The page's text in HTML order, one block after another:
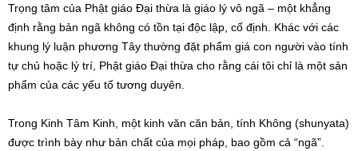
Trọng tâm của Phật giáo Đại thừa là giáo lý vô ngã – một khẳng
định rằng bản ngã không có tồn tại độc lập, cố định. Khác với các
khung lý luận phương Tây thường đặt phẩm giá con người vào tính
tự chủ hoặc lý trí, Phật giáo Đại thừa cho rằng cái tôi chỉ là một sản
phẩm của các yếu tố tương duyên.
Trong Kinh Tâm Kinh, một kinh văn căn bản, tính Không (shunyata)
được trình bày như bản chất của mọi pháp, bao gồm cả “ngã”.